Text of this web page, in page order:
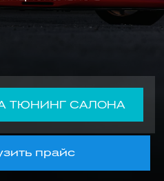
ТЮНИНГ САЛОНА
прайс